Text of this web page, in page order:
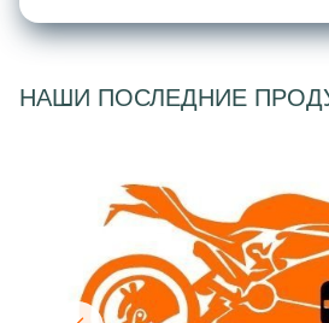
НАШИ ПОСЛЕДНИЕ